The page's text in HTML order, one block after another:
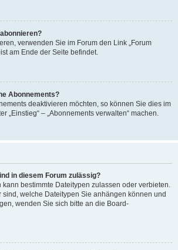
verwenden Sie im Forum den Link „Forum
am Ende der Seite befindet.
Abonnements?
deaktivieren möchten, so können Sie dies im
„Einstieg“ – „Abonnements verwalten“ machen.
in diesem Forum zulässig?
kann bestimmte Dateitypen zulassen oder verbieten.
sind, welche Dateitypen Sie anhängen können und
wenden Sie sich bitte an die Board-